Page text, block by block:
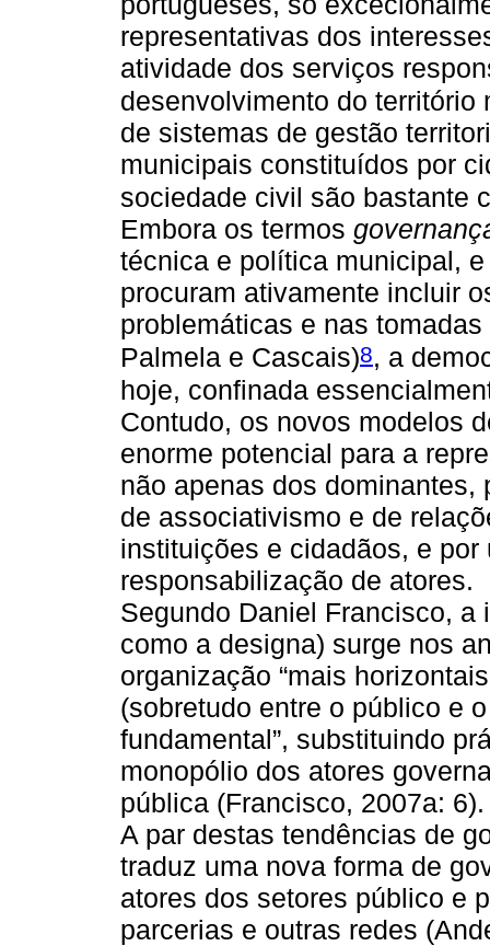
representativas dos
atividade dos serviços
desenvolvimento do território
de sistemas de gestão
municipais constituídos por
sociedade civil são bastante
Embora os termos
técnica e política municipal,
procuram ativamente incluir
problemáticas e nas
Palmela e Cascais)8, a
hoje, confinada
Contudo, os novos modelos
enorme potencial para a
não apenas dos
de associativismo e de
instituições e cidadãos, e
responsabilização de atores.
Segundo Daniel Francisco,
como a designa) surge nos
organização “mais
(sobretudo entre o público e
fundamental”, substituindo
monopólio dos atores
pública (Francisco, 2007a: 6).
A par destas tendências de
traduz uma nova forma de
atores dos setores público e
parcerias e outras redes